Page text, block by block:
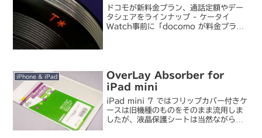
ドコモが新料金プラン、通話定額やデー
タシェアをラインナップ - ケータイ
Watch事前に「docomo が料金プラン
iPhone & iPad
OverLay Absorber for
iPad mini
iPad mini 7 ではフリップカバー付きケ
ースは旧機種のものをそのまま流用しま
したが、液晶保護シートは当然ながら新